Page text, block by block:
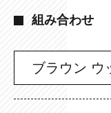
組み合わせ